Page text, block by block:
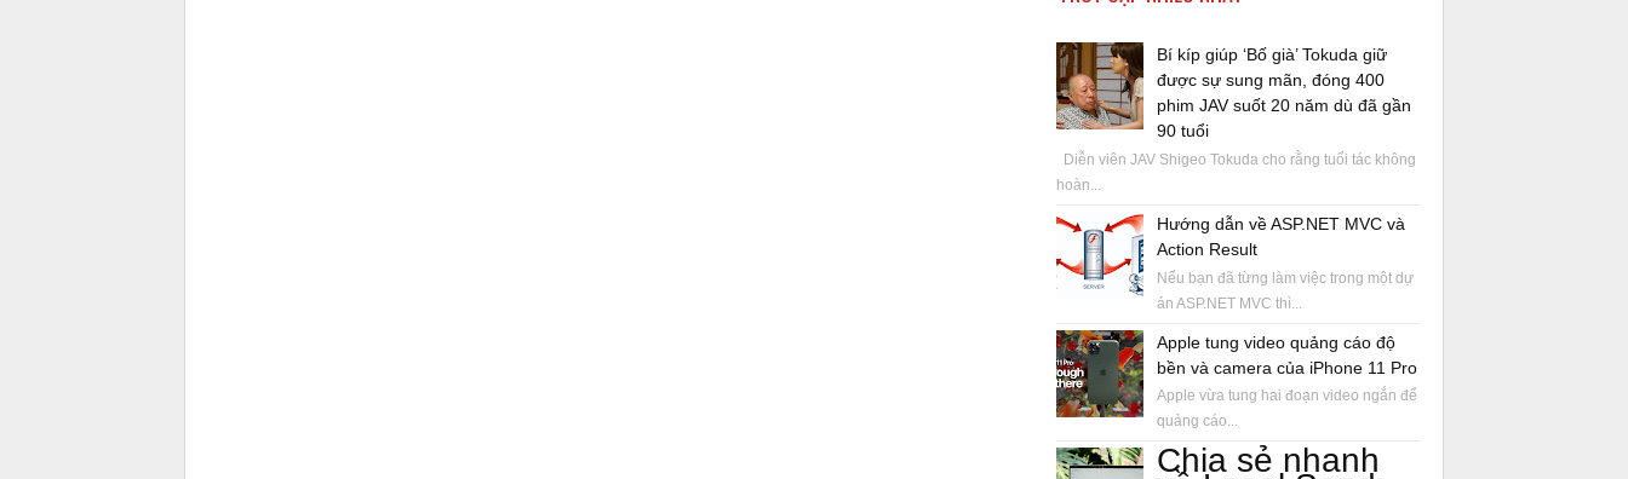
Bí kíp giúp ‘Bố già’ Tokuda giữ
được sự sung mãn, đóng 400
phim JAV suốt 20 năm dù đã gần
90 tuổi
Diễn viên JAV Shigeo Tokuda cho rằng tuổi tác không
hoàn...
Hướng dẫn về ASP.NET MVC và
Action Result
Nếu bạn đã từng làm việc trong một dự
án ASP.NET MVC thì...
Apple tung video quảng cáo độ
bền và camera của iPhone 11 Pro
Apple vừa tung hai đoạn video ngắn để
quảng cáo...
Chia sẻ nhanh